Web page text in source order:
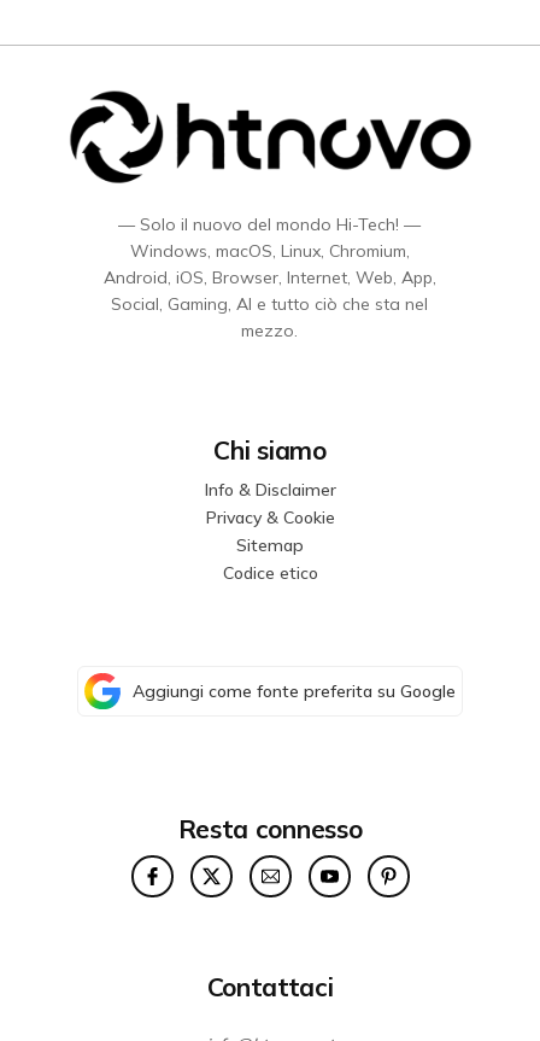
— Solo il nuovo del mondo Hi-Tech! —
Windows, macOS, Linux, Chromium,
Android, iOS, Browser, Internet, Web, App,
Social, Gaming, AI e tutto ciò che sta nel
mezzo.
Chi siamo
Info & Disclaimer
Privacy & Cookie
Sitemap
Codice etico
Aggiungi come fonte preferita su Google
Resta connesso
Contattaci